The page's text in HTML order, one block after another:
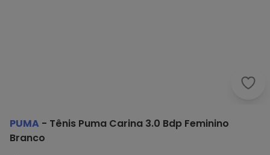
PUMA - Tênis Puma Carina 3.0 Bdp Feminino
Branco